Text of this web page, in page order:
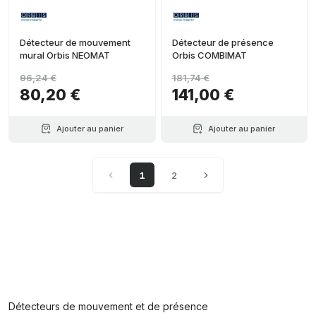
Détecteur de mouvement
mural Orbis NEOMAT
80,20 €
96,24 €
Ajouter au panier
Détecteur de présence
Orbis COMBIMAT
141,00 €
181,74 €
Ajouter au panier
1 2
Détecteurs de mouvement et de présence